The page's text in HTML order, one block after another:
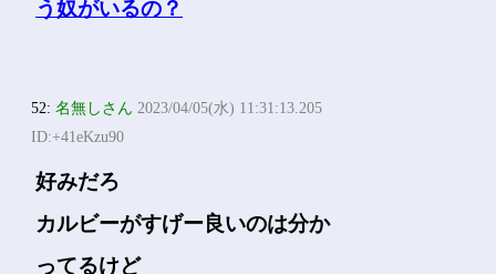
52:名無しさん 2023/04/05(水) 11:31:13.205
ID:+41eKzu90
好みだろ
カルビーがすげー良いのは分か
ってるけど